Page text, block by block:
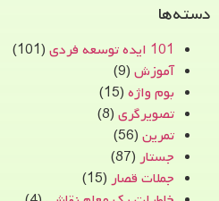
دسته‌ها
101 ایده توسعه فردی
(101)
آموزش (9)
بوم واژه (15)
تصویرگری (8)
تمرین (56)
جستار (87)
جملات قصار (15)